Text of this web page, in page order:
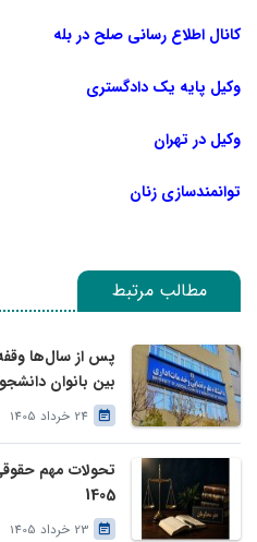
کانال اطلاع رسانی صلح در بله
وکیل پایه یک دادگستری
وکیل در تهران
توانمندسازی زنان
مطالب مرتبط
پس از سال‌ها
بین بانوان
24 خرداد 1405
1405
23 خرداد 1405